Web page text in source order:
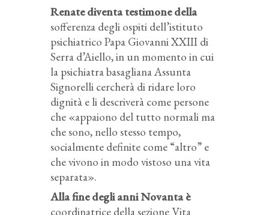
Renate diventa testimone della
sofferenza degli ospiti dell’istituto
psichiatrico Papa Giovanni XXIII di
Serra d’Aiello, in un momento in cui
la psichiatra basagliana Assunta
Signorelli cercherà di ridare loro
dignità e li descriverà come persone
che «appaiono del tutto normali ma
che sono, nello stesso tempo,
socialmente definite come “altro” e
che vivono in modo vistoso una vita
separata».
Alla fine degli anni Novanta è
coordinatrice della sezione Vita